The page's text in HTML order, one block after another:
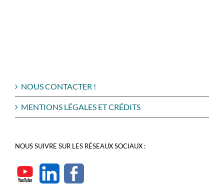
NOUS CONTACTER !
MENTIONS LÉGALES ET CRÉDITS
NOUS SUIVRE SUR LES RÉSEAUX SOCIAUX :